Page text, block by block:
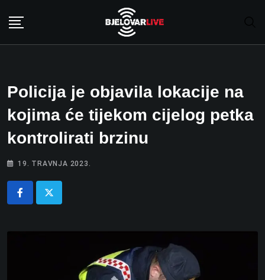
Policija je objavila lokacije na
kojima će tijekom cijelog petka
kontrolirati brzinu
19. TRAVNJA 2023.